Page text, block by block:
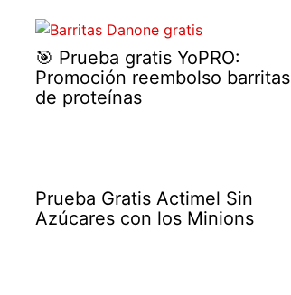
🎯 Prueba gratis YoPRO:
Promoción reembolso barritas
de proteínas
Prueba Gratis Actimel Sin
Azúcares con los Minions